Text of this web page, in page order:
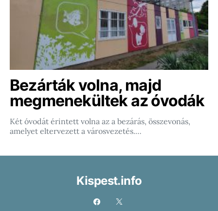
Bezárták volna, majd
megmenekültek az óvodák
Két óvodát érintett volna az a bezárás, összevonás,
amelyet eltervezett a városvezetés.…
Kispest.info